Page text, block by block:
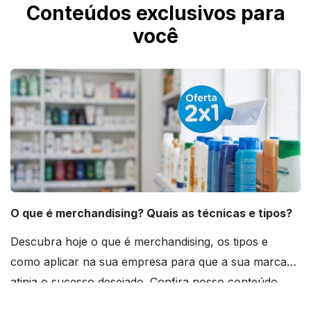
Conteúdos exclusivos para
você
O que é merchandising? Quais as técnicas e tipos?
Descubra hoje o que é merchandising, os tipos e
como aplicar na sua empresa para que a sua marca
atinja o sucesso desejado. Confira nosso conteúdo